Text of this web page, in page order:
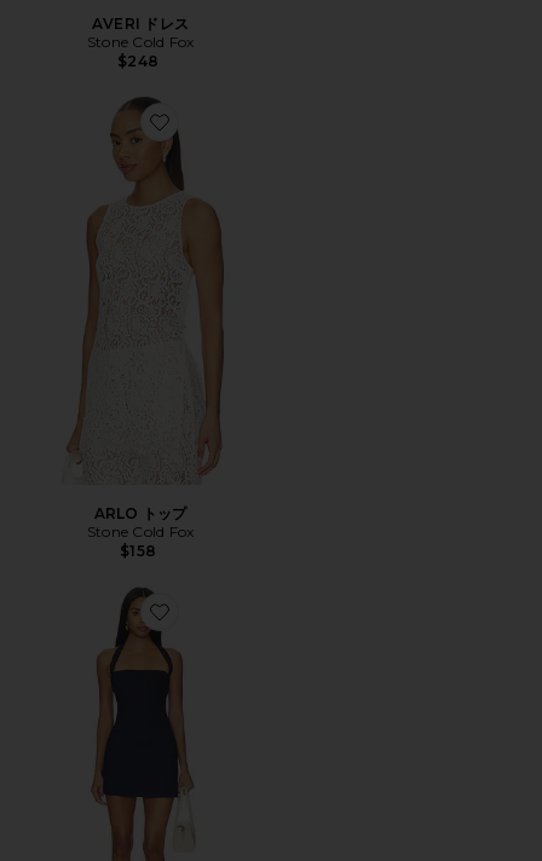
AVERI ドレス
Stone Cold Fox
$248
Favorite ARLO トップ
ARLO トップ
Stone Cold Fox
$158
Favorite ROMIE ドレス